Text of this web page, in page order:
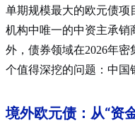
单期规模最大的欧元债项
机构中唯一的中资主承销
外，债券领域在2026年
个值得深挖的问题：中国
境外欧元债：从“资